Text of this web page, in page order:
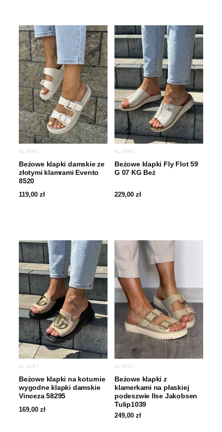
KLAPKI
Beżowe klapki damskie ze
złotymi klamrami Evento
8520
119,00 zł
KLAPKI
Beżowe klapki Fly Flot 59
G 07 KG Beż
229,00 zł
KLAPKI
Beżowe klapki na koturnie
wygodne klapki damskie
Vinceza 58295
169,00 zł
KLAPKI
Beżowe klapki z
klamerkami na płaskiej
podeszwie Ilse Jakobsen
Tulip1039
249,00 zł